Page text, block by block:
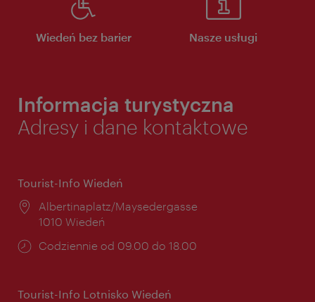
Wiedeń bez barier Nasze usługi
Informacja turystyczna
Adresy i dane kontaktowe
Tourist-Info Wiedeń
Miejsce:
Albertinaplatz/Maysedergasse
1010 Wiedeń
Godziny
Codziennie od 09.00 do 18.00
Tourist-Info Lotnisko Wiedeń